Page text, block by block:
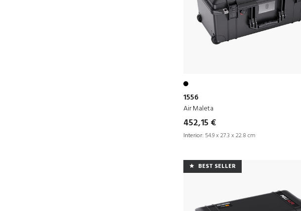
1556
Air Maleta
452,15 €
Interior: 54.9 x 27.3 x 22.8 cm
BEST SELLER